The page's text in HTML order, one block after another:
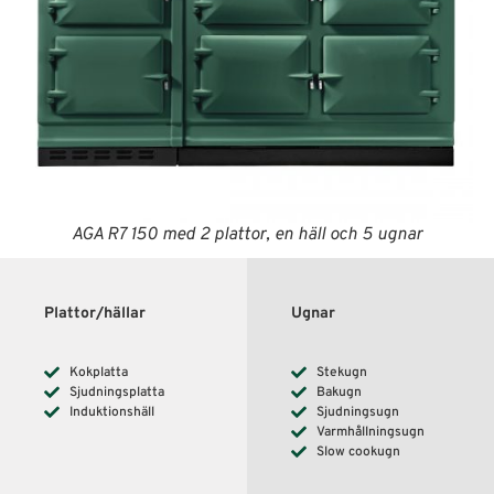
AGA R7 150 med 2 plattor, en häll och 5 ugnar
Plattor/hällar
Kokplatta
Sjudningsplatta
Induktionshäll
Ugnar
Stekugn
Bakugn
Sjudningsugn
Varmhållningsugn
Slow cookugn